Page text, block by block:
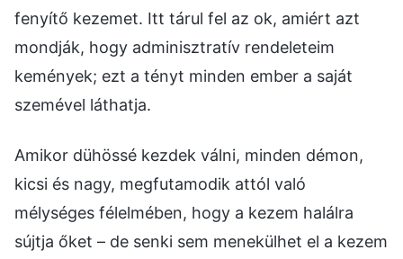
fenyítő kezemet. Itt tárul fel az ok, amiért azt
mondják, hogy adminisztratív rendeleteim
kemények; ezt a tényt minden ember a saját
szemével láthatja.
Amikor dühössé kezdek válni, minden démon,
kicsi és nagy, megfutamodik attól való
mélységes félelmében, hogy a kezem halálra
sújtja őket – de senki sem menekülhet el a kezem